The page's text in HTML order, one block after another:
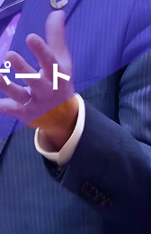
ート